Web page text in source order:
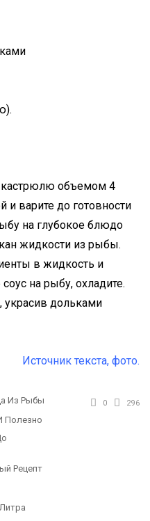
кастрюлю объемом 4
и варите до готовности
на глубокое блюдо
жидкости из рыбы.
в жидкость и
на рыбу, охладите.
дольками
Источник текста, фото.
Из Рыбы
Полезно
Рецепт
0 296